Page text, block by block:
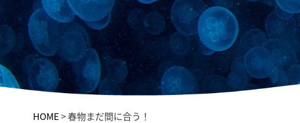
HOME>春物まだ間に合う！